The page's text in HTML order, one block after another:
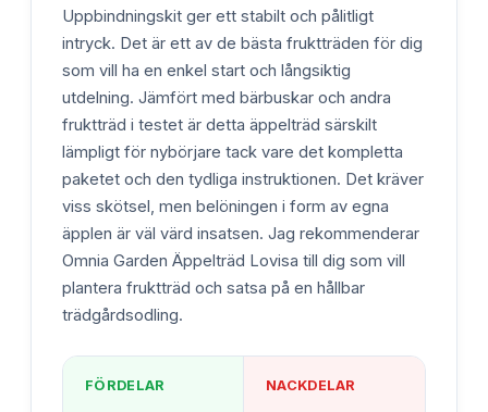
Uppbindningskit ger ett stabilt och pålitligt
intryck. Det är ett av de bästa fruktträden för dig
som vill ha en enkel start och långsiktig
utdelning. Jämfört med bärbuskar och andra
fruktträd i testet är detta äppelträd särskilt
lämpligt för nybörjare tack vare det kompletta
paketet och den tydliga instruktionen. Det kräver
viss skötsel, men belöningen i form av egna
äpplen är väl värd insatsen. Jag rekommenderar
Omnia Garden Äppelträd Lovisa till dig som vill
plantera fruktträd och satsa på en hållbar
trädgårdsodling.
FÖRDELAR NACKDELAR